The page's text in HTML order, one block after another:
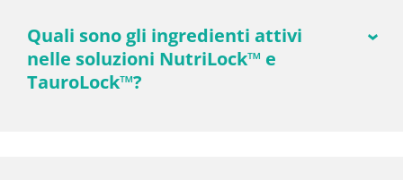
Quali sono gli ingredienti attivi
nelle soluzioni NutriLock™ e
TauroLock™?